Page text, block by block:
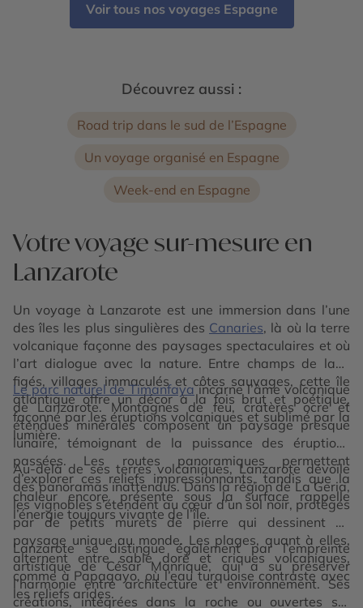
Voir tous nos voyages Espagne
Découvrez aussi :
Road trip dans le sud de l’Espagne
Un voyage organisé en Espagne
Week-end en Espagne
Votre voyage sur-mesure en
Lanzarote
Un voyage à Lanzarote est une immersion dans l’une
des îles les plus singulières des Canaries, là où la terre
volcanique façonne des paysages spectaculaires et où
l’art dialogue avec la nature. Entre champs de lave
figés, villages immaculés et côtes sauvages, cette île
atlantique offre un décor à la fois brut et poétique,
façonné par les éruptions volcaniques et sublimé par la
lumière.
Le parc naturel de Timanfayaincarne l’âme volcanique
de Lanzarote. Montagnes de feu, cratères ocre et
étendues minérales composent un paysage presque
lunaire, témoignant de la puissance des éruptions
passées. Les routes panoramiques permettent
d’explorer ces reliefs impressionnants, tandis que la
chaleur encore présente sous la surface rappelle
l’énergie toujours vivante de l’île.
Au-delà de ses terres volcaniques, Lanzarote dévoile
des panoramas inattendus. Dans la région de La Geria,
les vignobles s’étendent au cœur d’un sol noir, protégés
par de petits murets de pierre qui dessinent un
paysage unique au monde. Les plages, quant à elles,
alternent entre sable doré et criques volcaniques,
comme à Papagayo, où l’eau turquoise contraste avec
les reliefs arides.
Lanzarote se distingue également par l’empreinte
artistique de César Manrique, qui a su préserver
l’harmonie entre architecture et environnement. Ses
créations, intégrées dans la roche ou ouvertes sur